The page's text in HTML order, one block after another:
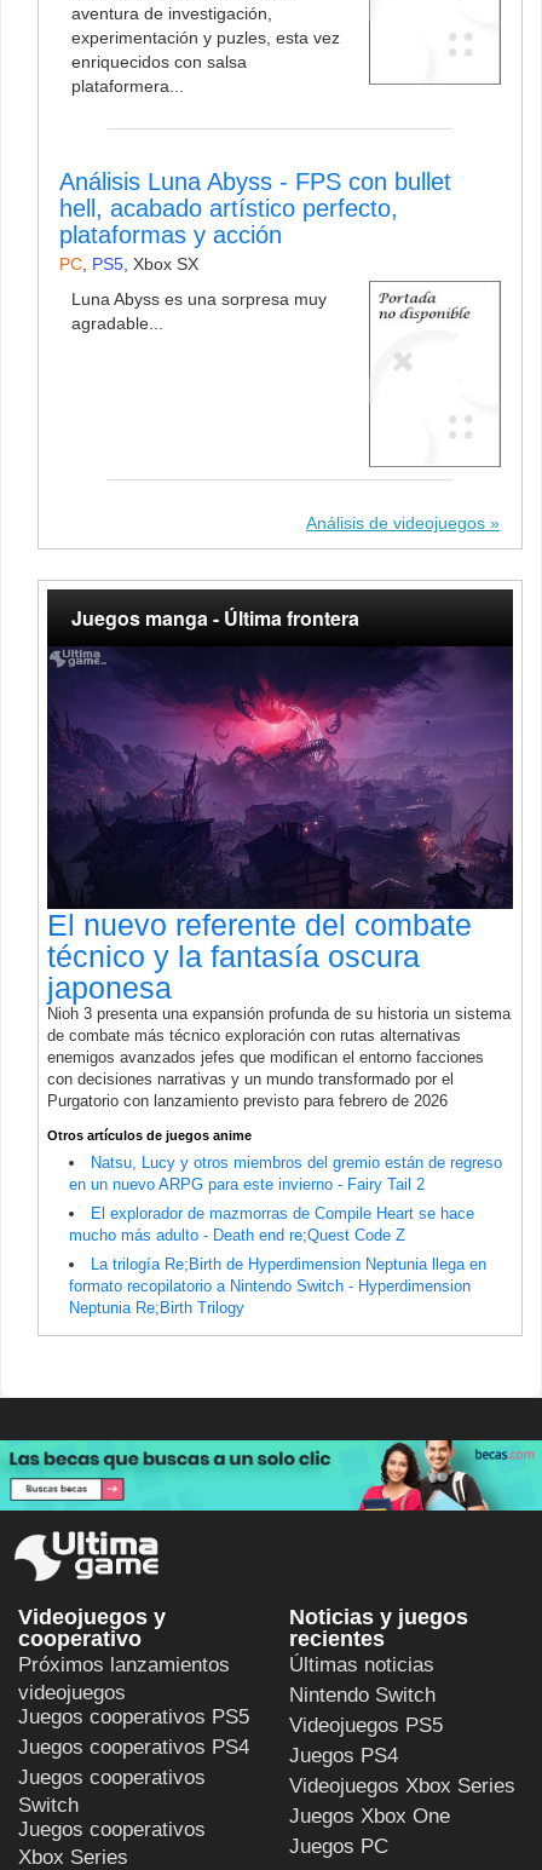
aventura de investigación,
experimentación y puzles, esta vez
enriquecidos con salsa
plataformera...
Análisis Luna Abyss - FPS con bullet
hell, acabado artístico perfecto,
plataformas y acción
PC PS5 Xbox SX
Luna Abyss es una sorpresa muy
agradable...
Análisis de videojuegos
Juegos manga - Última frontera
El nuevo referente del combate
técnico y la fantasía oscura
japonesa
Nioh 3 presenta una expansión profunda de su historia un sistema
de combate más técnico exploración con rutas alternativas
enemigos avanzados jefes que modifican el entorno facciones
con decisiones narrativas y un mundo transformado por el
Purgatorio con lanzamiento previsto para febrero de 2026
Otros artículos de juegos anime
Natsu, Lucy y otros miembros del gremio están de regreso
en un nuevo ARPG para este invierno - Fairy Tail 2
El explorador de mazmorras de Compile Heart se hace
mucho más adulto - Death end re;Quest Code Z
La trilogía Re;Birth de Hyperdimension Neptunia llega en
formato recopilatorio a Nintendo Switch - Hyperdimension
Neptunia Re;Birth Trilogy
Videojuegos y
cooperativo
Próximos lanzamientos
videojuegos
Juegos cooperativos PS5
Juegos cooperativos PS4
Juegos cooperativos
Switch
Juegos cooperativos
Xbox Series
Noticias y juegos
recientes
Últimas noticias
Nintendo Switch
Videojuegos PS5
Juegos PS4
Videojuegos Xbox Series
Juegos Xbox One
Juegos PC